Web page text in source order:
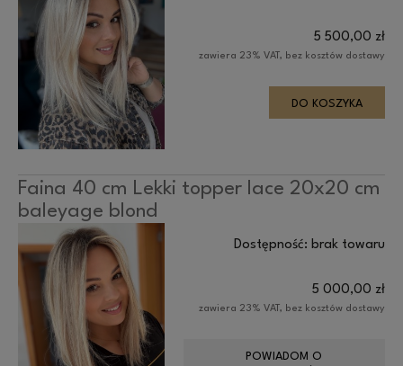
5 500,00 zł
zawiera 23% VAT, bez kosztów dostawy
DO KOSZYKA
Faina 40 cm Lekki topper lace 20x20 cm
baleyage blond
Dostępność: brak towaru
5 000,00 zł
zawiera 23% VAT, bez kosztów dostawy
POWIADOM O